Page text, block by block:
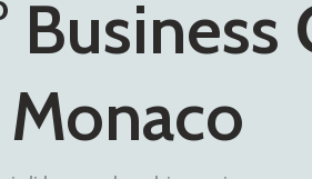
Espandete
a vostra rete